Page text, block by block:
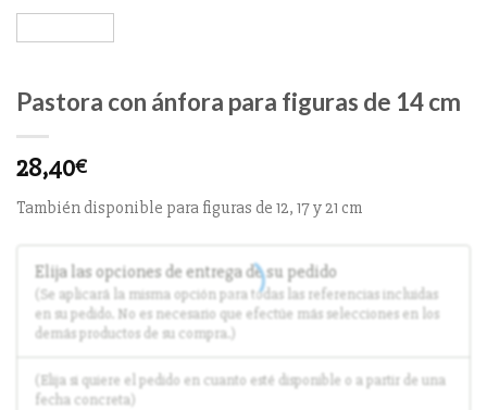
Pastora con ánfora para figuras de 14 cm
28,40€
También disponible para figuras de 12, 17 y 21 cm
Elija las opciones de entrega de su pedido
(Se aplicará la misma opción para todas las referencias incluidas
en su pedido. No es necesario que efectúe más selecciones en los
demás productos de su compra.)
(Elija si quiere el pedido en cuanto esté disponible o a partir de una
fecha concreta)